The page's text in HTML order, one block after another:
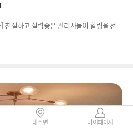
친절하고 실력좋은 관리사들이 힐링을 선
내주변 마이페이지